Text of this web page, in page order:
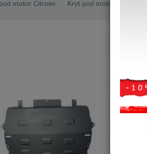
motor Citroen Kryt pod motor Citroen